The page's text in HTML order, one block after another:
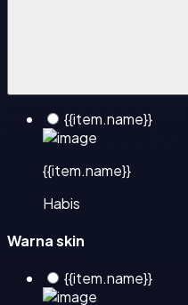
{{item.name}}
{{item.name}}
Habis
Warna skin
{{item.name}}